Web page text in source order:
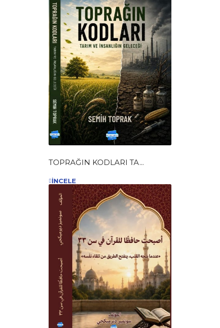
TOPRAĞIN KODLARI TA...
İNCELE